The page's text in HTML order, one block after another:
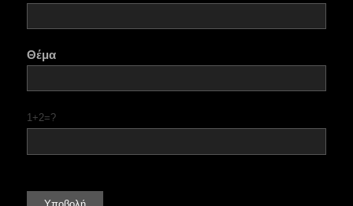
Θέμα
1+2=?